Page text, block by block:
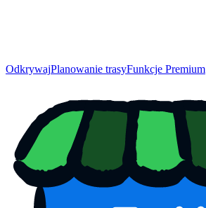
OdkrywajPlanowanie trasyFunkcje Premium